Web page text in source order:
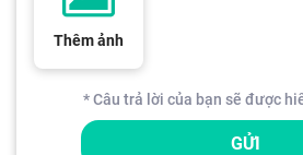
Thêm ảnh
* Câu trả lời của bạn sẽ được
GỬI